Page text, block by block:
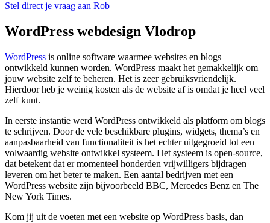
Stel direct je vraag aan Rob
WordPress webdesign Vlodrop
WordPress is online software waarmee websites en blogs
ontwikkeld kunnen worden. WordPress maakt het gemakkelijk om
jouw website zelf te beheren. Het is zeer gebruiksvriendelijk.
Hierdoor heb je weinig kosten als de website af is omdat je heel veel
zelf kunt.
In eerste instantie werd WordPress ontwikkeld als platform om blogs
te schrijven. Door de vele beschikbare plugins, widgets, thema’s en
aanpasbaarheid van functionaliteit is het echter uitgegroeid tot een
volwaardig website ontwikkel systeem. Het systeem is open-source,
dat betekent dat er momenteel honderden vrijwilligers bijdragen
leveren om het beter te maken. Een aantal bedrijven met een
WordPress website zijn bijvoorbeeld BBC, Mercedes Benz en The
New York Times.
Kom jij uit de voeten met een website op WordPress basis, dan